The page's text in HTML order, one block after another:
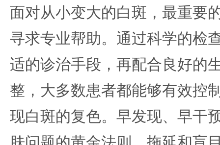
面对从小变大的白斑，最重要
寻求专业帮助。通过科学的检
适的诊治手段，再配合良好的
整，大多数患者都能够有效控
现白斑的复色。早发现、早干